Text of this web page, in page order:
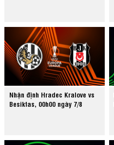
Nhận định Hradec Kralove vs
Besiktas, 00h00 ngày 7/8